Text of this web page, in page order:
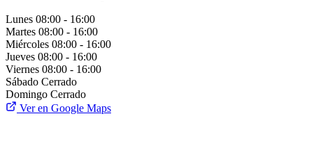
Lunes 08:00 - 16:00
Martes 08:00 - 16:00
Miércoles 08:00 - 16:00
Jueves 08:00 - 16:00
Viernes 08:00 - 16:00
Sábado Cerrado
Domingo Cerrado
Ver en Google Maps